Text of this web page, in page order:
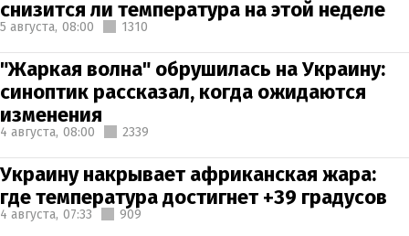
снизится ли температура на этой неделе
5 августа, 08:00 1310
"Жаркая волна" обрушилась на Украину:
синоптик рассказал, когда ожидаются
изменения
4 августа, 08:00 2339
Украину накрывает африканская жара:
где температура достигнет +39 градусов
4 августа, 07:33 909